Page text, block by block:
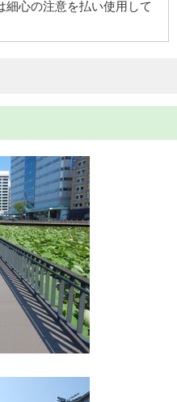
細心の注意を払い使用して